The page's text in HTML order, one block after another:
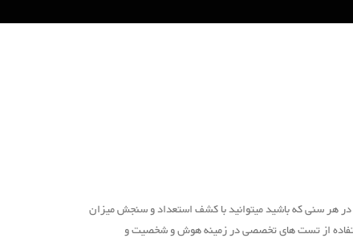
سنی که باشید میتوانید با کشف استعداد و سنجش میزان
از تست های تخصصی در زمینه هوش و شخصیت و